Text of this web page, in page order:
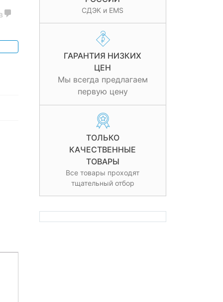
СДЭК и EMS
ГАРАНТИЯ НИЗКИХ
ЦЕН
Мы всегда предлагаем
первую цену
ТОЛЬКО
КАЧЕСТВЕННЫЕ
ТОВАРЫ
Все товары проходят
тщательный отбор